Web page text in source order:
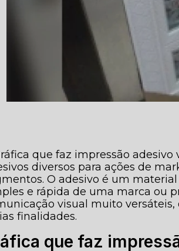
que faz impressão
diversos para ações de
O adesivo é um
e rápida de uma marca ou
visual muito
finalidades.
que faz